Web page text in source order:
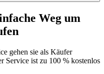
Weg um
gehen sie als Käufer
Service ist zu 100 % kostenlos